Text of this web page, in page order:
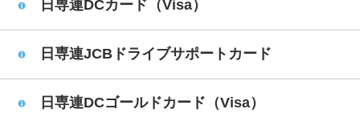
日専連DCカード（Visa）
日専連JCBドライブサポートカード
日専連DCゴールドカード（Visa）